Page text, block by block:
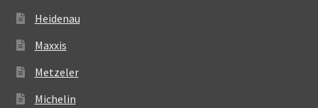
Heidenau
Maxxis
Metzeler
Michelin